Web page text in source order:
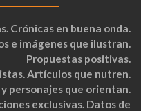
Crónicas en buena onda.
e imágenes que ilustran.
Propuestas positivas.
Artículos que nutren.
personajes que orientan.
exclusivas. Datos de